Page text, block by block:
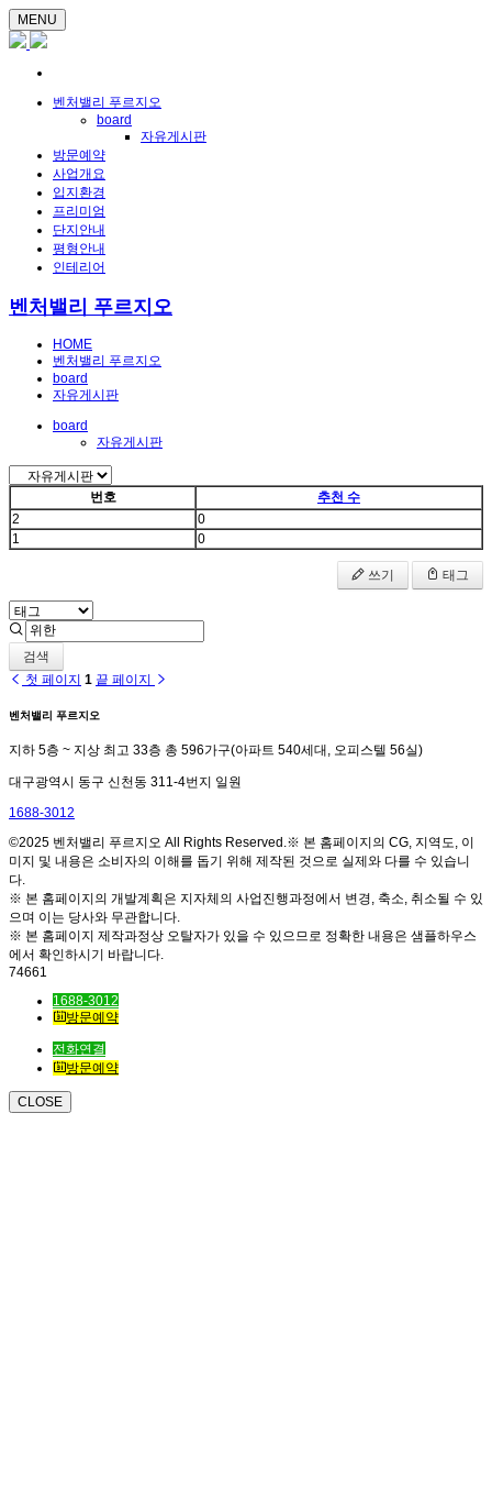
MENU
벤처밸리 푸르지오
board
자유게시판
방문예약
사업개요
입지환경
프리미엄
단지안내
평형안내
인테리어
벤처밸리 푸르지오
HOME
벤처밸리 푸르지오
board
자유게시판
board
자유게시판
번호
추천 수
2
0
1
0
쓰기 태그
검색
첫 페이지 1 끝 페이지
벤처밸리 푸르지오
지하 5층 ~ 지상 최고 33층 총 596가구(아파트 540세대, 오피스텔 56실)
대구광역시 동구 신천동 311-4번지 일원
1688-3012
©2025 벤처밸리 푸르지오 All Rights Reserved.※ 본 홈페이지의 CG, 지역도, 이
미지 및 내용은 소비자의 이해를 돕기 위해 제작된 것으로 실제와 다를 수 있습니
다.
※ 본 홈페이지의 개발계획은 지자체의 사업진행과정에서 변경, 축소, 취소될 수 있
으며 이는 당사와 무관합니다.
※ 본 홈페이지 제작과정상 오탈자가 있을 수 있으므로 정확한 내용은 샘플하우스
에서 확인하시기 바랍니다.
74661
1688-3012
방문예약
전화연결
방문예약
CLOSE